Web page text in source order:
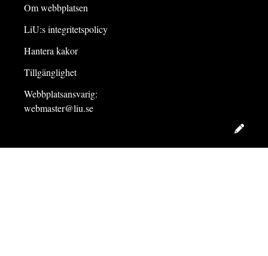
Om webbplatsen
LiU:s integritetspolicy
Hantera kakor
Tillgänglighet
Webbplatsansvarig:
webmaster@liu.se